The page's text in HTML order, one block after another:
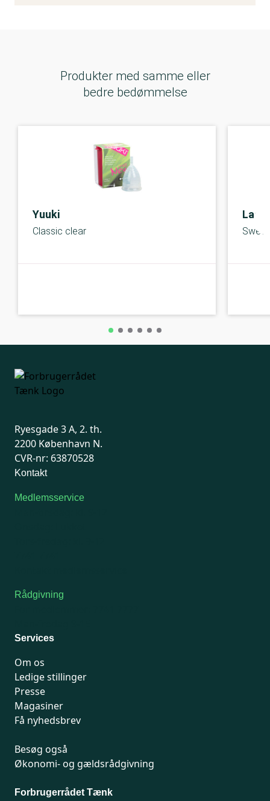
Produkter med samme eller
bedre bedømmelse
Yuuki
Classic clear
Lady
Ryesgade 3 A, 2. th.
2200 København N.
CVR-nr: 63870528
Kontakt
Medlemsservice
Rådgivning
Services
Om os
Ledige stillinger
Presse
Magasiner
Få nyhedsbrev
Besøg også
Økonomi- og gældsrådgivning
Forbrugerrådet Tænk